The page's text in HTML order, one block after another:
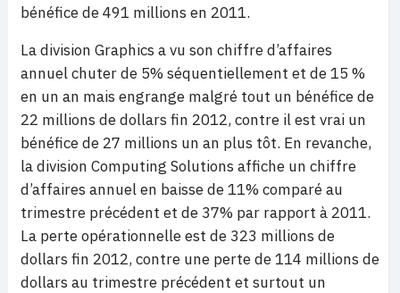
bénéfice de 491 millions en 2011.
La division Graphics a vu son chiffre d’affaires
annuel chuter de 5% séquentiellement et de 15 %
en un an mais engrange malgré tout un bénéfice de
22 millions de dollars fin 2012, contre il est vrai un
bénéfice de 27 millions un an plus tôt. En revanche,
la division Computing Solutions affiche un chiffre
d’affaires annuel en baisse de 11% comparé au
trimestre précédent et de 37% par rapport à 2011.
La perte opérationnelle est de 323 millions de
dollars fin 2012, contre une perte de 114 millions de
dollars au trimestre précédent et surtout un